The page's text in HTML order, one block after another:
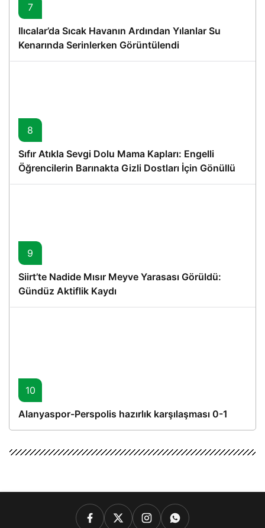
7
Ilıcalar’da Sıcak Havanın Ardından Yılanlar Su
Kenarında Serinlerken Görüntülendi
8
Sıfır Atıkla Sevgi Dolu Mama Kapları: Engelli
Öğrencilerin Barınakta Gizli Dostları İçin Gönüllü
Proje
9
Siirt’te Nadide Mısır Meyve Yarasası Görüldü:
Gündüz Aktiflik Kaydı
10
Alanyaspor-Perspolis hazırlık karşılaşması 0-1